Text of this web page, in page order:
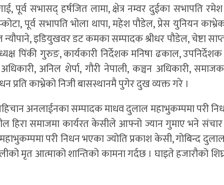
पूर्व सभासद् हर्षजित लामा, क्षेत्र नम्वर दुईका सभापति
पूर्व सभापति भोला थापा, महेश पौडेल, प्रेस युनियन
इडियुखवर डट कमका सम्पादक श्रीधर पौडेल, चेष्टा
पिंकी गुरुङ, कार्यकारी निर्देशक मनिषा ढकाल,
अनिल शेर्पा, गौरी नेपाली, कञ्चन अधिकारी,
काभ्रेको निजी बासस्थानमै पुगेर दुख व्यक्त गरे ।
अनलाईनका सम्पादक माधव दुलाल महाभुकम्पमा परी
हिरा समाजमा कार्यरत केसीले आफ्नो ज्यान गुमाए भने
परी निधन भएका ज्योति प्रकाश केसी, गोबिन्द
मृत आत्माको शान्तिको कामना गर्दछ । घाइते हजारौको